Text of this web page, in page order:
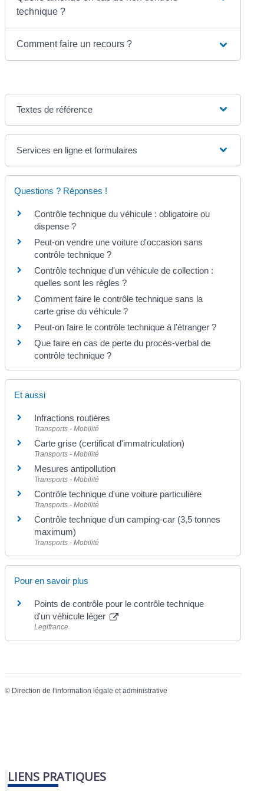
technique ?
Comment faire un recours ?
Textes de référence
Services en ligne et formulaires
Questions ? Réponses !
Contrôle technique du véhicule : obligatoire ou
dispense ?
Peut-on vendre une voiture d'occasion sans
contrôle technique ?
Contrôle technique d'un véhicule de collection :
quelles sont les règles ?
Comment faire le contrôle technique sans la
carte grise du véhicule ?
Peut-on faire le contrôle technique à l'étranger ?
Que faire en cas de perte du procès-verbal de
contrôle technique ?
Et aussi
Infractions routières
Transports - Mobilité
Carte grise (certificat d'immatriculation)
Transports - Mobilité
Mesures antipollution
Transports - Mobilité
Contrôle technique d'une voiture particulière
Transports - Mobilité
Contrôle technique d'un camping-car (3,5 tonnes
maximum)
Transports - Mobilité
Pour en savoir plus
Points de contrôle pour le contrôle technique
d'un véhicule léger
Legifrance
© Direction de l'information légale et administrative
LIENS PRATIQUES